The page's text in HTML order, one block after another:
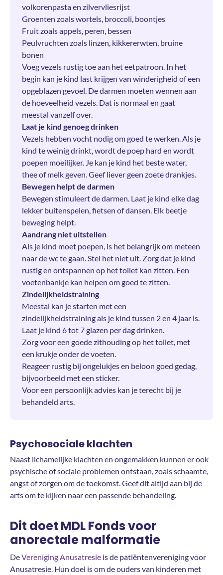
volkorenpasta en zilvervliesrijst
Groenten zoals wortels, broccoli, boontjes
Fruit zoals appels, peren, bessen
Peulvruchten zoals linzen, kikkererwten, bruine
bonen
Voeg vezels rustig toe aan het eetpatroon. In het
begin kan je kind last krijgen van winderigheid of een
opgeblazen gevoel. De darmen moeten wennen aan
de hoeveelheid vezels. Dat is normaal en gaat
meestal vanzelf over.
Laat je kind genoeg drinken
Vezels hebben vocht nodig om goed te werken. Als je
kind te weinig drinkt, wordt de poep hard en wordt
poepen moeilijker. Je kan je kind het beste water,
thee of melk geven. Geef liever geen zoete drankjes.
Bewegen helpt de darmen
Bewegen stimuleert de darmen. Laat je kind elke dag
lekker buitenspelen, fietsen of dansen. Elk beetje
beweging helpt.
Aandrang niet uitstellen
Als je kind moet poepen, is het belangrijk om meteen
naar de wc te gaan. Stel het niet uit. Zorg dat je kind
rustig en ontspannen op het toilet kan zitten. Een
voetenbankje kan helpen om goed te zitten.
Zindelijkheidstraining
Meestal kan je starten met een
zindelijkheidstraining als je kind tussen 2 en 4 jaar is.
Laat je kind 6 tot 7 glazen per dag drinken.
Zorg voor een goede zithouding op het toilet, met
een krukje onder de voeten.
Reageer rustig bij ongelukjes en beloon goed gedag,
bijvoorbeeld met een sticker.
Voor een persoonlijk advies kan je terecht bij je
behandeld arts.
Psychosociale klachten
Naast lichamelijke klachten en ongemakken kunnen er ook
psychische of sociale problemen ontstaan, zoals schaamte,
angst of zorgen om de toekomst. Geef dit altijd aan bij de
arts om te kijken naar een passende behandeling.
Dit doet MDL Fonds voor
anorectale malformatie
DeVereniging Anusatresie is de patiëntenvereniging voor
Anusatresie. Hun doel is om de ouders van kinderen met